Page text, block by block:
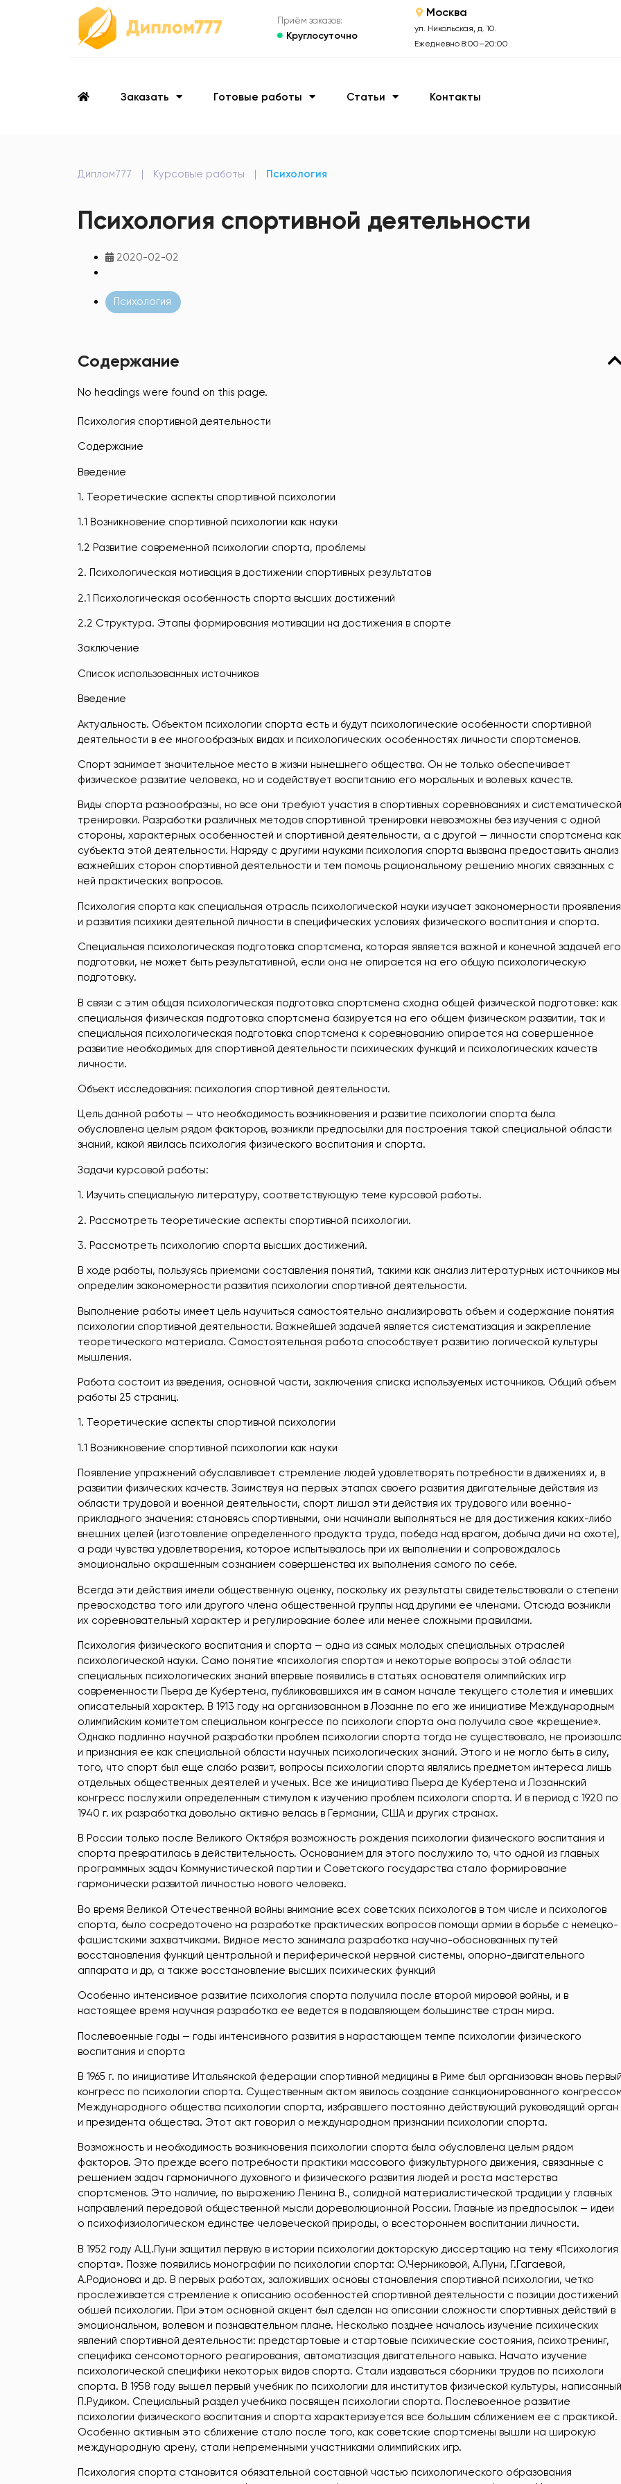
Приём заказов:
Круглосуточно
Москва
ул. Никольская, д. 10.
Ежедневно 8:00–20:00
Заказать Готовые работы Статьи Контакты
Диплом777 | Курсовые работы | Психология
Психология спортивной деятельности
2020-02-02
Психология
Содержание
No headings were found on this page.
Психология спортивной деятельности
Содержание
Введение
1. Теоретические аспекты спортивной психологии
1.1 Возникновение спортивной психологии как науки
1.2 Развитие современной психологии спорта, проблемы
2. Психологическая мотивация в достижении спортивных результатов
2.1 Психологическая особенность спорта высших достижений
2.2 Структура. Этапы формирования мотивации на достижения в спорте
Заключение
Список использованных источников
Введение
Актуальность. Объектом психологии спорта есть и будут психологические особенности спортивной
деятельности в ее многообразных видах и психологических особенностях личности спортсменов.
Спорт занимает значительное место в жизни нынешнего общества. Он не только обеспечивает
физическое развитие человека, но и содействует воспитанию его моральных и волевых качеств.
Виды спорта разнообразны, но все они требуют участия в спортивных соревнованиях и систематической
тренировки. Разработки различных методов спортивной тренировки невозможны без изучения с одной
стороны, характерных особенностей и спортивной деятельности, а с другой — личности спортсмена как
субъекта этой деятельности. Наряду с другими науками психология спорта вызвана предоставить анализ
важнейших сторон спортивной деятельности и тем помочь рациональному решению многих связанных с
ней практических вопросов.
Психология спорта как специальная отрасль психологической науки изучает закономерности проявления
и развития психики деятельной личности в специфических условиях физического воспитания и спорта.
Специальная психологическая подготовка спортсмена, которая является важной и конечной задачей его
подготовки, не может быть результативной, если она не опирается на его общую психологическую
подготовку.
В связи с этим общая психологическая подготовка спортсмена сходна общей физической подготовке: как
специальная физическая подготовка спортсмена базируется на его общем физическом развитии, так и
специальная психологическая подготовка спортсмена к соревнованию опирается на совершенное
развитие необходимых для спортивной деятельности психических функций и психологических качеств
личности.
Объект исследования: психология спортивной деятельности.
Цель данной работы — что необходимость возникновения и развитие психологии спорта была
обусловлена целым рядом факторов, возникли предпосылки для построения такой специальной области
знаний, какой явилась психология физического воспитания и спорта.
Задачи курсовой работы:
1. Изучить специальную литературу, соответствующую теме курсовой работы.
2. Рассмотреть теоретические аспекты спортивной психологии.
3. Рассмотреть психологию спорта высших достижений.
В ходе работы, пользуясь приемами составления понятий, такими как анализ литературных источников мы
определим закономерности развития психологии спортивной деятельности.
Выполнение работы имеет цель научиться самостоятельно анализировать объем и содержание понятия
психологии спортивной деятельности. Важнейшей задачей является систематизация и закрепление
теоретического материала. Самостоятельная работа способствует развитию логической культуры
мышления.
Работа состоит из введения, основной части, заключения списка используемых источников. Общий объем
работы 25 страниц.
1. Теоретические аспекты спортивной психологии
1.1 Возникновение спортивной психологии как науки
Появление упражнений обуславливает стремление людей удовлетворять потребности в движениях и, в
развитии физических качеств. Заимствуя на первых этапах своего развития двигательные действия из
области трудовой и военной деятельности, спорт лишал эти действия их трудового или военно-
прикладного значения: становясь спортивными, они начинали выполняться не для достижения каких-либо
внешних целей (изготовление определенного продукта труда, победа над врагом, добыча дичи на охоте),
а ради чувства удовлетворения, которое испытывалось при их выполнении и сопровождалось
эмоционально окрашенным сознанием совершенства их выполнения самого по себе.
Всегда эти действия имели общественную оценку, поскольку их результаты свидетельствовали о степени
превосходства того или другого члена общественной группы над другими ее членами. Отсюда возникли
их соревновательный характер и регулирование более или менее сложными правилами.
Психология физического воспитания и спорта — одна из самых молодых специальных отраслей
психологической науки. Само понятие «психология спорта» и некоторые вопросы этой области
специальных психологических знаний впервые появились в статьях основателя олимпийских игр
современности Пьера де Кубертена, публиковавшихся им в самом начале текущего столетия и имевших
описательный характер. В 1913 году на организованном в Лозанне по его же инициативе Международным
олимпийским комитетом специальном конгрессе по психологи спорта она получила свое «крещение».
Однако подлинно научной разработки проблем психологии спорта тогда не существовало, не
и признания ее как специальной области научных психологических знаний. Этого и не могло быть в силу,
того, что спорт был еще слабо развит, вопросы психологии спорта являлись предметом интереса лишь
отдельных общественных деятелей и ученых. Все же инициатива Пьера де Кубертена и Лозаннский
конгресс послужили определенным стимулом к изучению проблем психологи спорта. И в период с 1920 по
1940 г. их разработка довольно активно велась в Германии, США и других странах.
В России только после Великого Октября возможность рождения психологии физического воспитания и
спорта превратилась в действительность. Основанием для этого послужило то, что одной из главных
программных задач Коммунистической партии и Советского государства стало формирование
гармонически развитой личностью нового человека.
Во время Великой Отечественной войны внимание всех советских психологов в том числе и психологов
спорта, было сосредоточено на разработке практических вопросов помощи армии в борьбе с немецко-
фашистскими захватчиками. Видное место занимала разработка научно-обоснованных путей
восстановления функций центральной и периферической нервной системы, опорно-двигательного
аппарата и др, а также восстановление высших психических функций
Особенно интенсивное развитие психология спорта получила после второй мировой войны, и в
настоящее время научная разработка ее ведется в подавляющем большинстве стран мира.
Послевоенные годы — годы интенсивного развития в нарастающем темпе психологии физического
воспитания и спорта
В 1965 г. по инициативе Итальянской федерации спортивной медицины в Риме был организован вновь
конгресс по психологии спорта. Существенным актом явилось создание санкционированного
Международного общества психологии спорта, избравшего постоянно действующий руководящий орган
и президента общества. Этот акт говорил о международном признании психологии спорта.
Возможность и необходимость возникновения психологии спорта была обусловлена целым рядом
факторов. Это прежде всего потребности практики массового физкультурного движения, связанные с
решением задач гармоничного духовного и физического развития людей и роста мастерства
спортсменов. Это наличие, по выражению Ленина В., солидной материалистической традиции у главных
направлений передовой общественной мысли дореволюционной России. Главные из предпосылок — идеи
о психофизиологическом единстве человеческой природы, о всестороннем воспитании личности.
В 1952 году А.Ц.Пуни защитил первую в истории психологии докторскую диссертацию на тему «Психология
спорта». Позже появились монографии по психологии спорта: О.Черниковой, А.Пуни, Г.Гагаевой,
А.Родионова и др. В первых работах, заложивших основы становления спортивной психологии, четко
прослеживается стремление к описанию особенностей спортивной деятельности с позиции достижений
обшей психологии. При этом основной акцент был сделан на описании сложности спортивных действий в
эмоциональном, волевом и познавательном плане. Несколько позднее началось изучение психических
явлений спортивной деятельности: предстартовые и стартовые психические состояния, психотренинг,
специфика сенсомоторного реагирования, автоматизация двигательного навыка. Начато изучение
психологической специфики некоторых видов спорта. Стали издаваться сборники трудов по психологи
спорта. В 1958 году вышел первый учебник по психологии для институтов физической культуры, написанный
П.Рудиком. Специальный раздел учебника посвящен психологии спорта. Послевоенное развитие
психологии физического воспитания и спорта характеризуется все большим сближением ее с практикой.
Особенно активным это сближение стало после того, как советские спортсмены вышли на широкую
международную арену, стали непременными участниками олимпийских игр.
Психология спорта становится обязательной составной частью психологического образования